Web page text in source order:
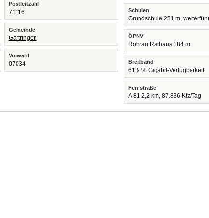
Postleitzahl
71116
Gemeinde
Gärtringen
Vorwahl
07034
Schulen
Grundschule 281 m,
ÖPNV
Rohrau Rathaus 184 m
Breitband
61,9 % Gigabit-Verfügbarkeit
Fernstraße
A 81 2,2 km, 87.836 Kfz/Tag